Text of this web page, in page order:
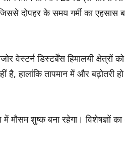
दोपहर के समय गर्मी का एहसास
डिस्टर्बेंस हिमालयी क्षेत्रों
है, हालांकि तापमान में और बढ़ोतरी
मौसम शुष्क बना रहेगा। विशेषज्ञों